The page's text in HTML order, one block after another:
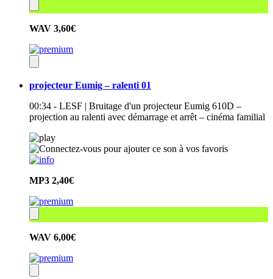
WAV 3,60€
projecteur Eumig – ralenti 01
00:34 - LESF | Bruitage d'un projecteur Eumig 610D –
projection au ralenti avec démarrage et arrêt – cinéma familial
MP3 2,40€
WAV 6,00€